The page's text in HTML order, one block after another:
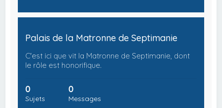
Palais de la Matronne de Septimanie
C'est ici que vit la Matronne de Septimanie, dont
le rôle est honorifique.
0
Sujets
0
Messages